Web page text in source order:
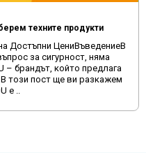
техните продукти
Достъпни ЦениВъведениеВ
за сигурност, няма
– брандът, който предлага
този пост ще ви разкажем
е ..